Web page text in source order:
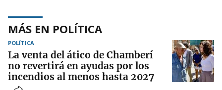
MÁS EN POLÍTICA
POLÍTICA
La venta del ático de Chamberí
no revertirá en ayudas por los
incendios al menos hasta 2027